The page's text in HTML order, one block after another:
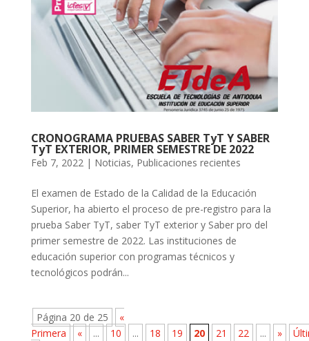
CRONOGRAMA PRUEBAS SABER TyT Y SABER
TyT EXTERIOR, PRIMER SEMESTRE DE 2022
Feb 7, 2022| Noticias, Publicaciones recientes
El examen de Estado de la Calidad de la Educación
Superior, ha abierto el proceso de pre-registro para la
prueba Saber TyT, saber TyT exterior y Saber pro del
primer semestre de 2022. Las instituciones de
educación superior con programas técnicos y
tecnológicos podrán...
Página 20 de 25
«
Primera
« ... 10 ... 18 19 20 21 22 ... »